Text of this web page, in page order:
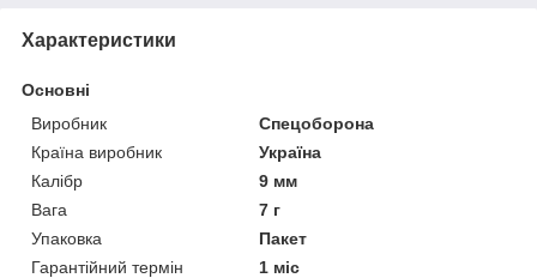
Характеристики
Основні
Виробник
Спецоборона
Країна виробник
Україна
Калібр
9 мм
Вага
7 г
Упаковка
Пакет
Гарантійний термін
1 міс